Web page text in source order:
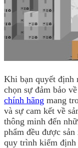
Khi bạn quyết định
chọn sự đảm bảo
chính hãng mang
và sự cam kết về
thông minh đến
phẩm đều được
quy trình kiểm định